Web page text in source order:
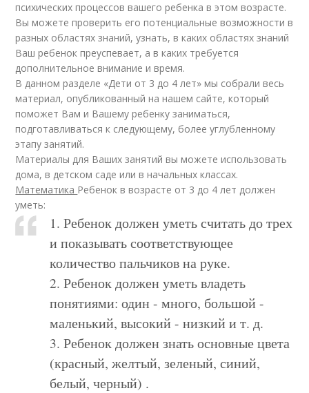
психических процессов вашего ребенка в этом возрасте.
Вы можете проверить его потенциальные возможности в
разных областях знаний, узнать, в каких областях знаний
Ваш ребенок преуспевает, а в каких требуется
дополнительное внимание и время.
В данном разделе «Дети от 3 до 4 лет» мы собрали весь
материал, опубликованный на нашем сайте, который
поможет Вам и Вашему ребенку заниматься,
подготавливаться к следующему, более углубленному
этапу занятий.
Материалы для Ваших занятий вы можете использовать
дома, в детском саде или в начальных классах.
Математика Ребенок в возрасте от 3 до 4 лет должен
уметь:
1. Ребенок должен уметь считать до трех
и показывать соответствующее
количество пальчиков на руке.
2. Ребенок должен уметь владеть
понятиями: один - много, большой -
маленький, высокий - низкий и т. д.
3. Ребенок должен знать основные цвета
(красный, желтый, зеленый, синий,
белый, черный) .